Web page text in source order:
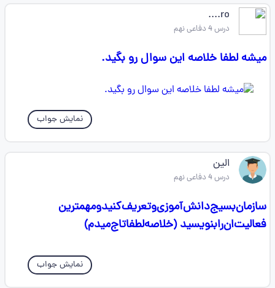
ro....
درس 4 دفاعی نهم
میشه لطفا خلاصه این سوال رو بگید.
نمایش جواب
الین
درس 4 دفاعی نهم
سازمان‌بسیج‌دانش‌آموزی‌و‌تعریف‌کنید‌و‌مهمترین
فعالیت‌ان‌را‌بنویسید (خلاصه‌لطفا‌تاج‌میدم)
نمایش جواب